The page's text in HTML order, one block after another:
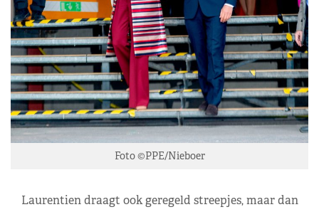
Foto ©PPE/Nieboer
Laurentien draagt ook geregeld streepjes, maar dan